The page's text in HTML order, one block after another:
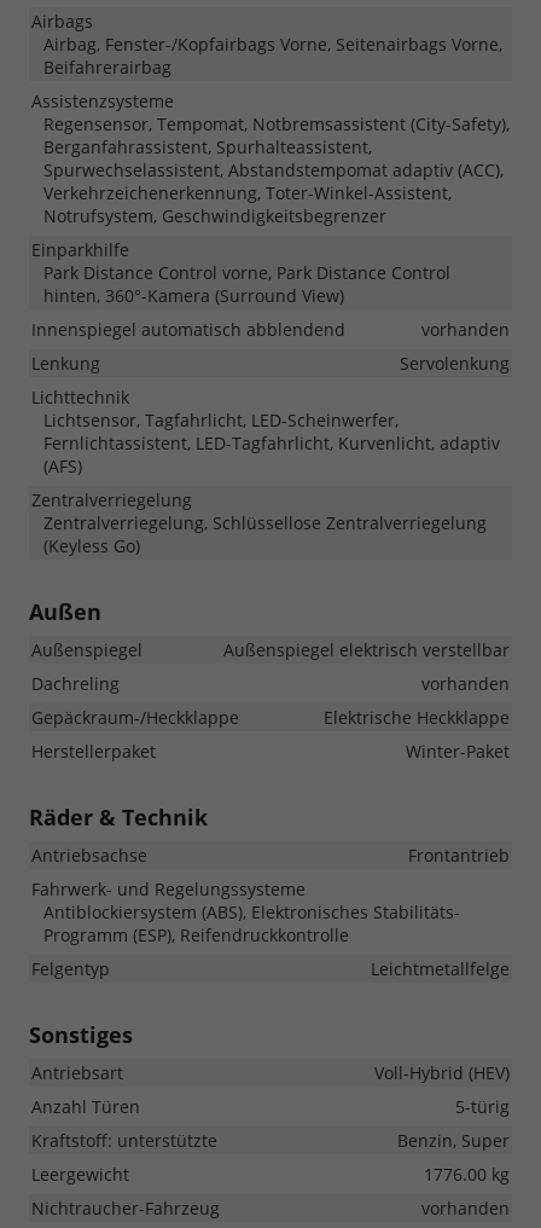
Airbags
Airbag, Fenster-/Kopfairbags Vorne, Seitenairbags Vorne,
Beifahrerairbag
Assistenzsysteme
Regensensor, Tempomat, Notbremsassistent (City-Safety),
Berganfahrassistent, Spurhalteassistent,
Spurwechselassistent, Abstandstempomat adaptiv (ACC),
Verkehrzeichenerkennung, Toter-Winkel-Assistent,
Notrufsystem, Geschwindigkeitsbegrenzer
Einparkhilfe
Park Distance Control vorne, Park Distance Control
hinten, 360°-Kamera (Surround View)
Innenspiegel automatisch abblendend
vorhanden
Lenkung
Servolenkung
Lichttechnik
Lichtsensor, Tagfahrlicht, LED-Scheinwerfer,
Fernlichtassistent, LED-Tagfahrlicht, Kurvenlicht, adaptiv
(AFS)
Zentralverriegelung
Zentralverriegelung, Schlüssellose Zentralverriegelung
(Keyless Go)
Außen
Außenspiegel
Außenspiegel elektrisch verstellbar
Dachreling
vorhanden
Gepäckraum-/Heckklappe
Elektrische Heckklappe
Herstellerpaket
Winter-Paket
Räder & Technik
Antriebsachse
Frontantrieb
Fahrwerk- und Regelungssysteme
Antiblockiersystem (ABS), Elektronisches Stabilitäts-
Programm (ESP), Reifendruckkontrolle
Felgentyp
Leichtmetallfelge
Sonstiges
Antriebsart
Voll-Hybrid (HEV)
Anzahl Türen
5-türig
Kraftstoff: unterstützte
Benzin, Super
Leergewicht
1776.00 kg
Nichtraucher-Fahrzeug
vorhanden